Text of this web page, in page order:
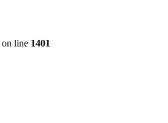
on line 1401